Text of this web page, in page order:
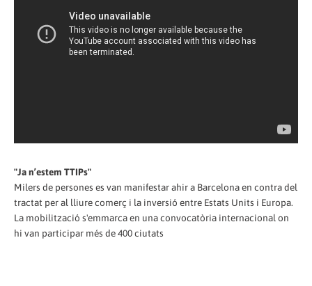
"Ja n’estem TTIPs"
Milers de persones es van manifestar ahir a Barcelona en contra del
tractat per al lliure comerç i la inversió entre Estats Units i Europa.
La mobilització s'emmarca en una convocatòria internacional on
hi van participar més de 400 ciutats